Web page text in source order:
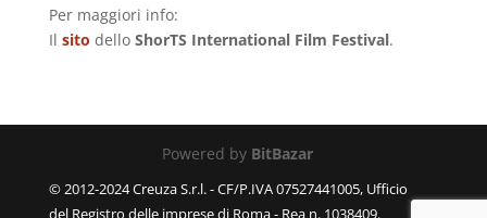
Per maggiori info:
Il sito dello ShorTS International Film Festival.
Powered by BitBazar
© 2012-2024 Creuza S.r.l. - CF/P.IVA 07527441005, Ufficio
del Registro delle imprese di Roma - Rea n. 1038409.